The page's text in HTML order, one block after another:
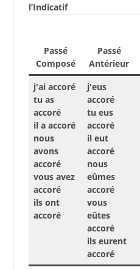
l’Indicatif
Passé
Composé
Passé
Antérieur
j'ai accoré
tu as
accoré
il a accoré
nous
avons
accoré
vous avez
accoré
ils ont
accoré
j'eus
accoré
tu eus
accoré
il eut
accoré
nous
eûmes
accoré
vous
eûtes
accoré
ils eurent
accoré